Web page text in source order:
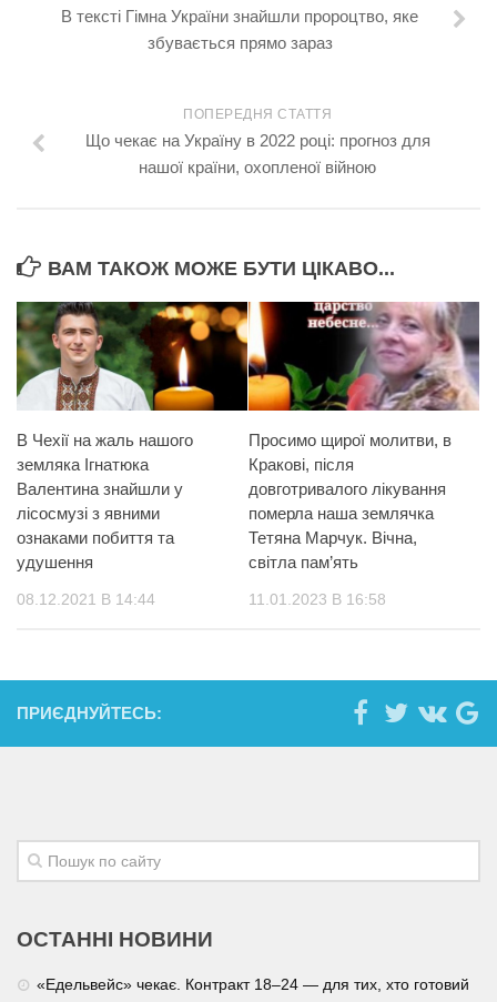
В тексті Гімна України знайшли пророцтво, яке
збувається прямо зараз
ПОПЕРЕДНЯ СТАТТЯ
Що чекає на Україну в 2022 році: прогноз для
нашої країни, охопленої війною
ВАМ ТАКОЖ МОЖЕ БУТИ ЦІКАВО...
В Чехії на жаль нашого
земляка Ігнатюка
Валентина знайшли у
лісосмузі з явними
ознаками побиття та
удушення
08.12.2021 В 14:44
Просимо щирої молитви, в
Кракові, після
довготривалого лікування
померла наша землячка
Тетяна Марчук. Вічна,
світла пам’ять
11.01.2023 В 16:58
ПРИЄДНУЙТЕСЬ:
ОСТАННІ НОВИНИ
«Едельвейс» чекає. Контракт 18–24 — для тих, хто готовий